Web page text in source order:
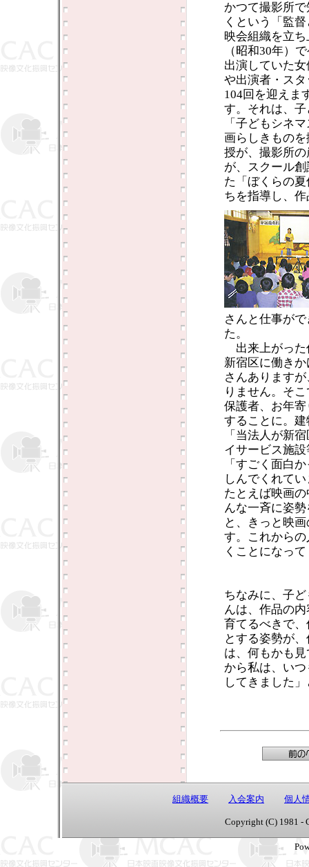
かつて撮影所
くという「監
映会組織を立
（昭和30年）
出演していた
や出演者・ス
104回を迎えま
す。それは、
「子どもシネ
画らしきもの
授が、撮影所
が、スクール
た「ぼくらの
ちを指導し、
さんと仕事が
た。
出来上がった
新宿区に働き
さんあります
りません。そ
保護者、お年
することに。
「当法人が新
イサービス施
「すごく面白
しんでくれて
たとえば映画
んな一斉に姿
と、きっと映
す。これから
くことになっ
ちなみに、子
んは、作品の
育てるべきで
とする姿勢が
は、何もかも
から私は、い
してきました
組織概要 入会案内 個人
Copyright (C) 1981 -